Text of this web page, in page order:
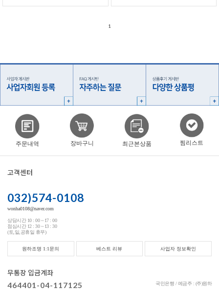
1
주문내역 장바구니 최근본상품 찜리스트
고객센터
032)574-0108
wonha0108@naver.com
상담시간 10 : 00 ~ 17 : 00
점심시간 12 : 30 ~ 13 : 30
(토,일,공휴일 휴무)
원하조명 1:1문의 베스트 리뷰 사업자 정보확인
무통장 입금계좌
464401-04-117125 국민은행 / 예금주 : (주)원하